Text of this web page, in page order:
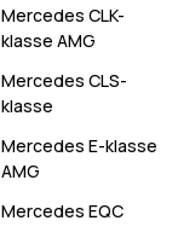
Mercedes CLK-
klasse AMG
Mercedes CLS-
klasse
Mercedes E-klasse
AMG
Mercedes EQC